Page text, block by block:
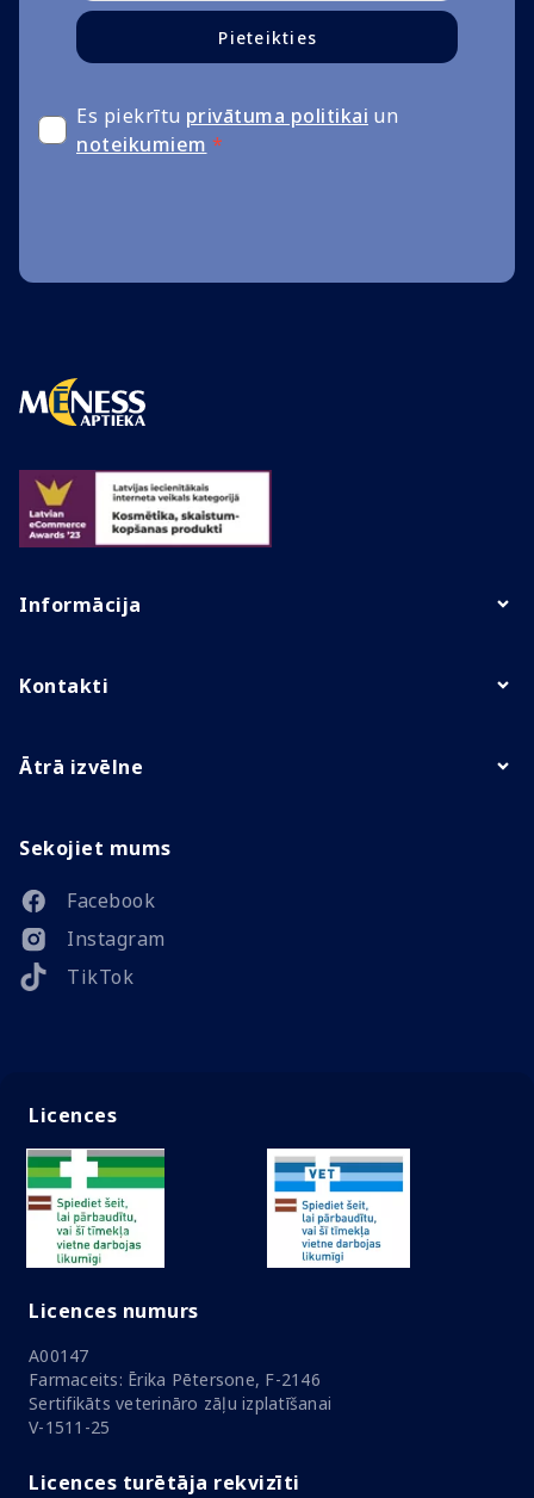
Pieteikties
Es piekrītu privātuma politikai un
noteikumiem *
Informācija
Kontakti
Ātrā izvēlne
Sekojiet mums
Facebook
Instagram
TikTok
Licences
Licences numurs
A00147
Farmaceits: Ērika Pētersone, F-2146
Sertifikāts veterināro zāļu izplatīšanai
V-1511-25
Licences turētāja rekvizīti